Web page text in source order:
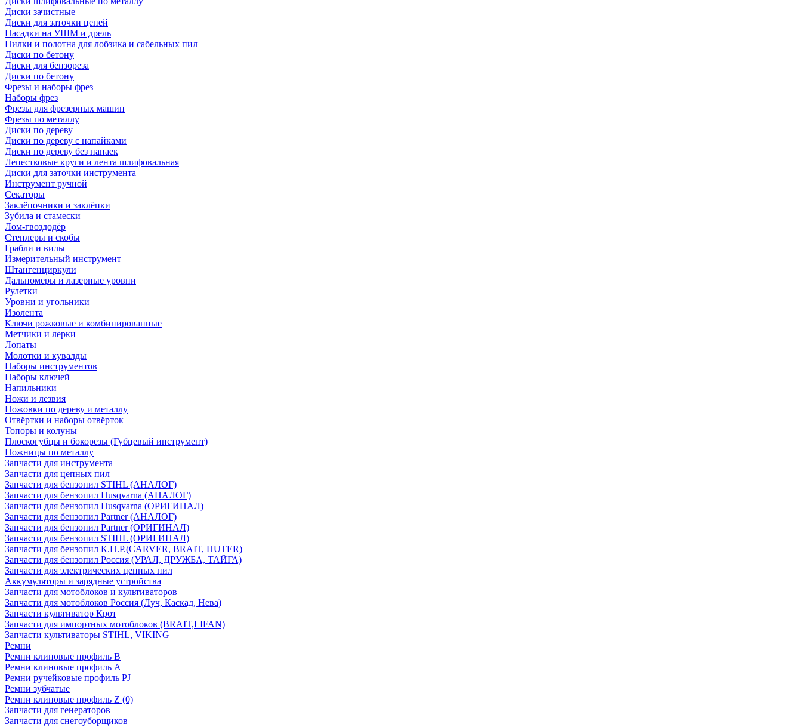
Диски зачистные
Диски для заточки цепей
Насадки на УШМ и дрель
Пилки и полотна для лобзика и сабельных пил
Диски по бетону
Диски для бензореза
Диски по бетону
Фрезы и наборы фрез
Наборы фрез
Фрезы для фрезерных машин
Фрезы по металлу
Диски по дереву
Диски по дереву с напайками
Диски по дереву без напаек
Лепестковые круги и лента шлифовальная
Диски для заточки инструмента
Инструмент ручной
Секаторы
Заклёпочники и заклёпки
Зубила и стамески
Лом-гвоздодёр
Степлеры и скобы
Грабли и вилы
Измерительный инструмент
Штангенциркули
Дальномеры и лазерные уровни
Рулетки
Уровни и угольники
Изолента
Ключи рожковые и комбинированные
Метчики и лерки
Лопаты
Молотки и кувалды
Наборы инструментов
Наборы ключей
Напильники
Ножи и лезвия
Ножовки по дереву и металлу
Отвёртки и наборы отвёрток
Топоры и колуны
Плоскогубцы и бокорезы (Губцевый инструмент)
Ножницы по металлу
Запчасти для инструмента
Запчасти для цепных пил
Запчасти для бензопил STIHL (АНАЛОГ)
Запчасти для бензопил Husqvarna (АНАЛОГ)
Запчасти для бензопил Husqvarna (ОРИГИНАЛ)
Запчасти для бензопил Partner (АНАЛОГ)
Запчасти для бензопил Partner (ОРИГИНАЛ)
Запчасти для бензопил STIHL (ОРИГИНАЛ)
Запчасти для бензопил К.Н.Р.(CARVER, BRAIT, HUTER)
Запчасти для бензопил Россия (УРАЛ, ДРУЖБА, ТАЙГА)
Запчасти для электрических цепных пил
Аккумуляторы и зарядные устройства
Запчасти для мотоблоков и культиваторов
Запчасти для мотоблоков Россия (Луч, Каскад, Нева)
Запчасти культиватор Крот
Запчасти для импортных мотоблоков (BRAIT,LIFAN)
Запчасти культиваторы STIHL, VIKING
Ремни
Ремни клиновые профиль B
Ремни клиновые профиль А
Ремни ручейковые профиль PJ
Ремни зубчатые
Ремни клиновые профиль Z (0)
Запчасти для генераторов
Запчасти для снегоуборщиков